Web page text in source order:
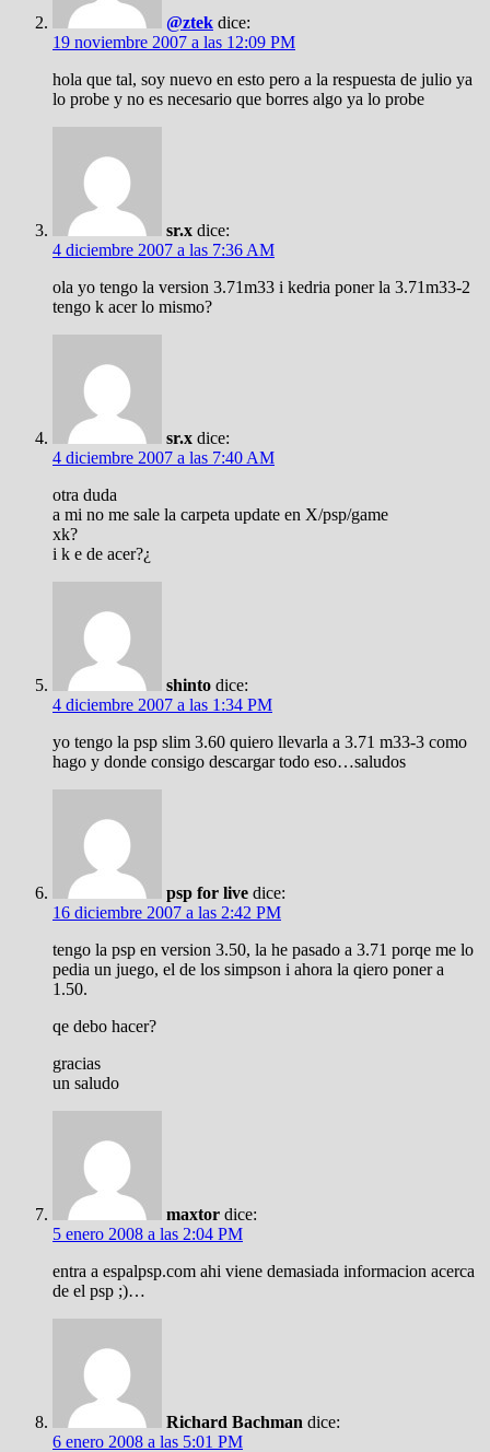
@ztek dice:
19 noviembre 2007 a las 12:09 PM
hola que tal, soy nuevo en esto pero a la respuesta de julio ya
lo probe y no es necesario que borres algo ya lo probe
sr.x dice:
4 diciembre 2007 a las 7:36 AM
ola yo tengo la version 3.71m33 i kedria poner la 3.71m33-2
tengo k acer lo mismo?
sr.x dice:
4 diciembre 2007 a las 7:40 AM
otra duda
a mi no me sale la carpeta update en X/psp/game
xk?
i k e de acer?¿
shinto dice:
4 diciembre 2007 a las 1:34 PM
yo tengo la psp slim 3.60 quiero llevarla a 3.71 m33-3 como
hago y donde consigo descargar todo eso…saludos
psp for live dice:
16 diciembre 2007 a las 2:42 PM
tengo la psp en version 3.50, la he pasado a 3.71 porqe me lo
pedia un juego, el de los simpson i ahora la qiero poner a
1.50.
qe debo hacer?
gracias
un saludo
maxtor dice:
5 enero 2008 a las 2:04 PM
entra a espalpsp.com ahi viene demasiada informacion acerca
de el psp ;)…
Richard Bachman dice:
6 enero 2008 a las 5:01 PM